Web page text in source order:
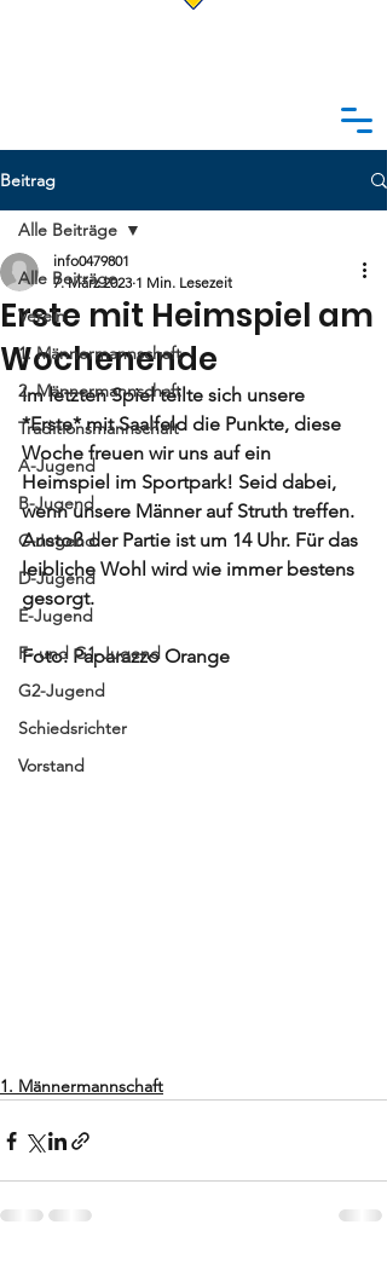
Beitrag
Alle Beiträge
Verein
1. Männermannschaft
2. Männermannschaft
Traditionsmannschaft
A-Jugend
B-Jugend
C-Jugend
D-Jugend
E-Jugend
F- und G1-Jugend
G2-Jugend
Schiedsrichter
Vorstand
Alle Beiträge
Erste mit Heimspiel am
Wochenende
info0479801
7. März 2023 1 Min. Lesezeit
Im letzten Spiel teilte sich unsere
*Erste* mit Saalfeld die Punkte, diese
Woche freuen wir uns auf ein
Heimspiel im Sportpark! Seid dabei,
wenn unsere Männer auf Struth treffen.
Anstoß der Partie ist um 14 Uhr. Für das
leibliche Wohl wird wie immer bestens
gesorgt.
Foto: Paparazzo Orange
1. Männermannschaft